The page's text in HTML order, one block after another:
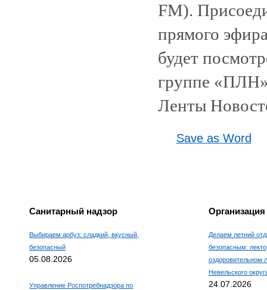
FM).
прямого
будет
группе «ПЛН»
Ленты
Save as Word
Санитарный надзор
Выбираем арбуз: сладкий, вкусный,
безопасный
05.08.2026
Управление Роспотребнадзора по
Делаем летний
безопасным:
оздоровительном
Невельского
24.07.2026